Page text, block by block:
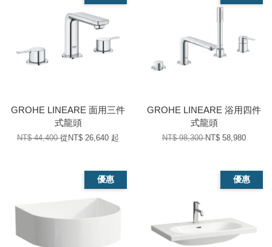
GROHE LINEARE 面用三件
式龍頭
NT$ 44,400從NT$ 26,640 起
GROHE LINEARE 浴用四件
式龍頭
NT$ 98,300NT$ 58,980
優惠 優惠